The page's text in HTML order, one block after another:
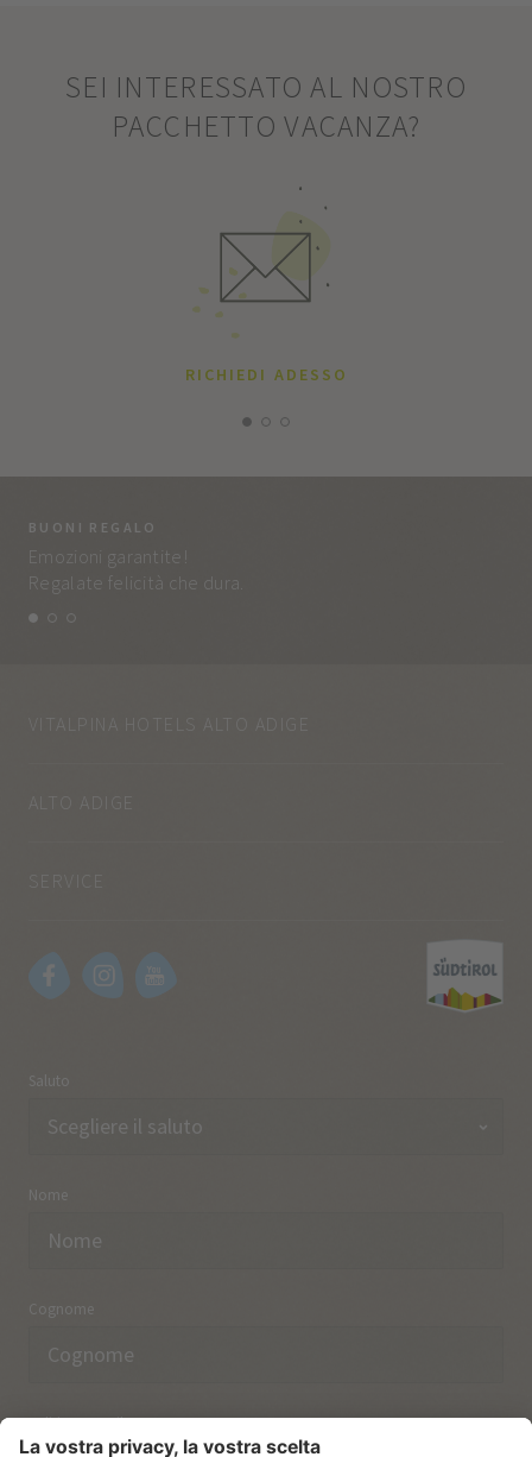
SEI INTERESSATO AL NOSTRO
PACCHETTO VACANZA?
RICHIEDI ADESSO
BUONI REGALO
Emozioni garantite!
Regalate felicità che dura.
VITALPINA HOTELS ALTO ADIGE
ALTO ADIGE
Saluto
Nome
Cognome
Indirizzo email